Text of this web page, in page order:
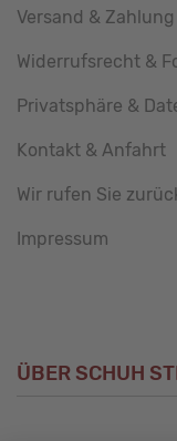
Versand & Zahlung
Widerrufsrecht &
Privatsphäre &
Kontakt & Anfahrt
Wir rufen Sie
Impressum
ÜBER SCHUH